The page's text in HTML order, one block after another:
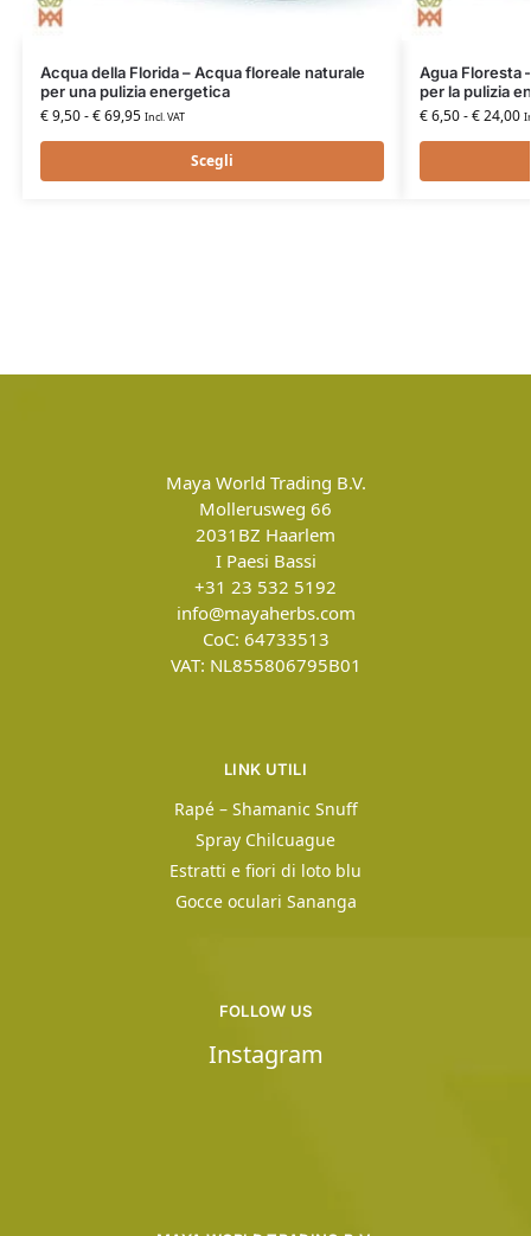
Acqua della Florida – Acqua floreale naturale
per una pulizia energetica
€9,50-€69,95 Incl. VAT
Scegli
Agua Floresta
per la pulizia
€6,50-€24,00
Maya World Trading B.V.
Mollerusweg 66
2031BZ Haarlem
I Paesi Bassi
+31 23 532 5192
info@mayaherbs.com
CoC: 64733513
VAT: NL855806795B01
LINK UTILI
Rapé – Shamanic Snuff
Spray Chilcuague
Estratti e fiori di loto blu
Gocce oculari Sananga
FOLLOW US
Instagram